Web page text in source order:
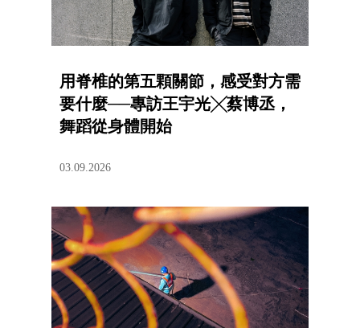
用脊椎的第五顆關節，感受對方需
要什麼──專訪王宇光╳蔡博丞，
舞蹈從身體開始
03.09.2026